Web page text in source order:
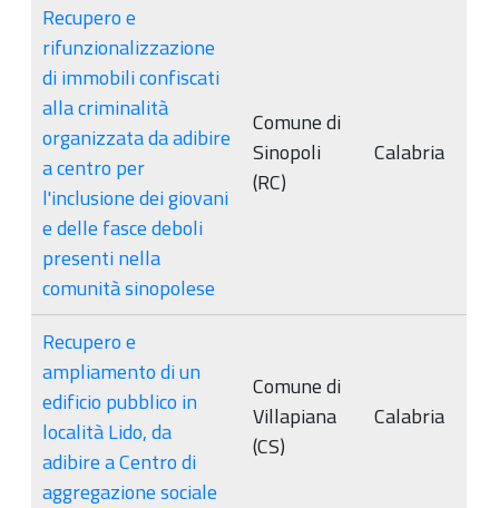
Recupero e
rifunzionalizzazione
di immobili confiscati
alla criminalità
organizzata da adibire
a centro per
l'inclusione dei giovani
e delle fasce deboli
presenti nella
comunità sinopolese
Comune di
Sinopoli
(RC)
Calabria
Recupero e
ampliamento di un
edificio pubblico in
località Lido, da
adibire a Centro di
aggregazione sociale
Comune di
Villapiana
(CS)
Calabria